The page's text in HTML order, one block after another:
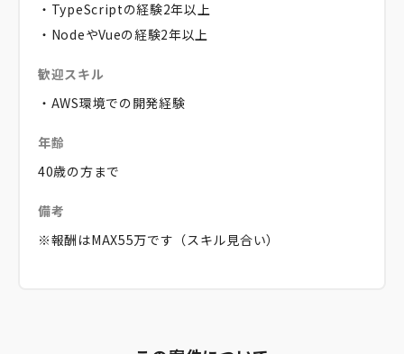
・TypeScriptの経験2年以上
・NodeやVueの経験2年以上
歓迎スキル
・AWS環境での開発経験
年齢
40歳の方まで
備考
※報酬はMAX55万です（スキル見合い）